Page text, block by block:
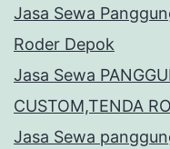
Jasa Sewa
Roder Depok
Jasa Sewa
CUSTOM,TENDA
Jasa Sewa